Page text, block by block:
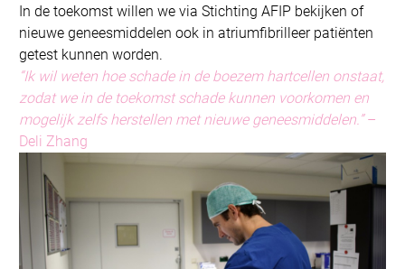
In de toekomst willen we via Stichting AFIP bekijken of
nieuwe geneesmiddelen ook in atriumfibrilleer patiënten
getest kunnen worden.
“Ik wil weten hoe schade in de boezem hartcellen onstaat,
zodat we in de toekomst schade kunnen voorkomen en
mogelijk zelfs herstellen met nieuwe geneesmiddelen.” –
Deli Zhang